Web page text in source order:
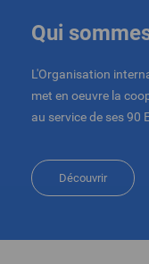
Qui
L'Organisation
met en oeuvre la
au service de ses 90
Découvrir